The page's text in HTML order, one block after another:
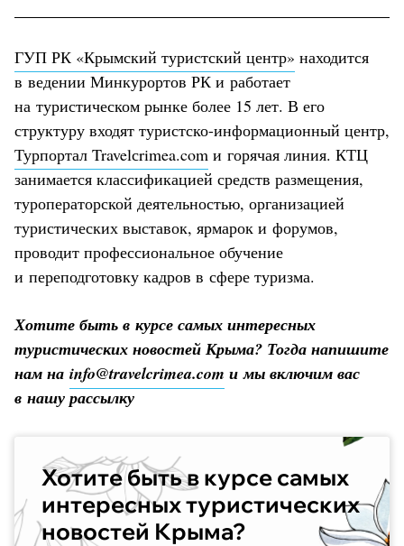
ГУП РК «Крымский туристский центр» находится
в ведении Минкурортов РК и работает
на туристическом рынке более 15 лет. В его
структуру входят туристско-информационный центр,
Турпортал Travelсrimea.com и горячая линия. КТЦ
занимается классификацией средств размещения,
туроператорской деятельностью, организацией
туристических выставок, ярмарок и форумов,
проводит профессиональное обучение
и переподготовку кадров в сфере туризма.
Хотите быть в курсе самых интересных
туристических новостей Крыма? Тогда напишите
нам на info@travelcrimea.com и мы включим вас
в нашу рассылку
Хотите быть в курсе самых
интересных туристических
новостей Крыма?